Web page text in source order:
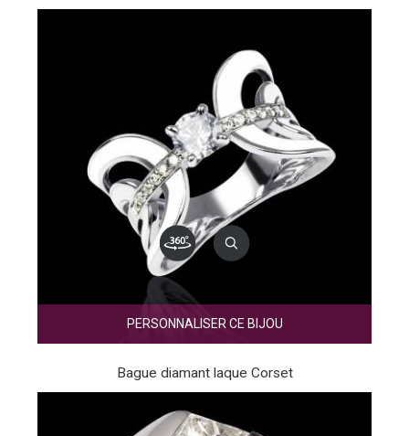
PERSONNALISER CE BIJOU
Bague diamant laque Corset